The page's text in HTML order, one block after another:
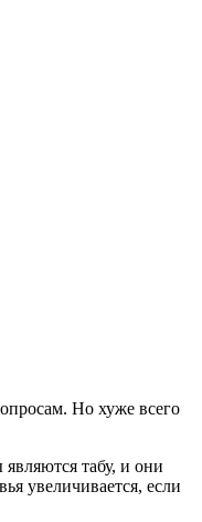
Но хуже всего
табу, и они
увеличивается, если